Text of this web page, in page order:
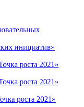
инициатив»
роста 2021»
роста 2021»
роста 2021»